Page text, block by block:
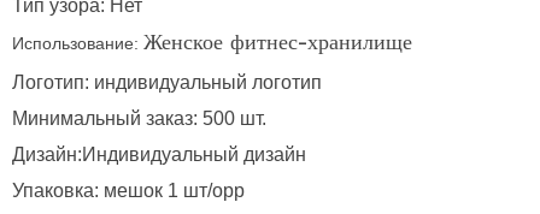
Тип узора: Нет
Использование: Женское фитнес-хранилище
Логотип: индивидуальный логотип
Минимальный заказ: 500 шт.
Дизайн:Индивидуальный дизайн
Упаковка: мешок 1 шт/opp